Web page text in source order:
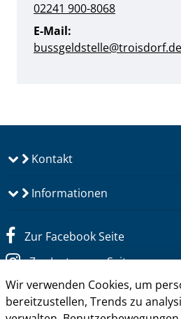
02241 900-8068
E-Mail:
bussgeldstelle@troisdorf.de
Kontakt
Informationen
Zur Facebook Seite
Zur Instagram Seite
Zum YouTube Kanal
Zum Twitter Kanal
Wir verwenden Cookies, um
bereitzustellen, Trends zu